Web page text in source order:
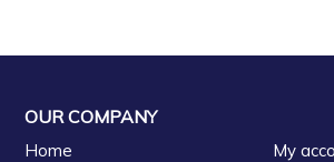
OUR COMPANY
Home My